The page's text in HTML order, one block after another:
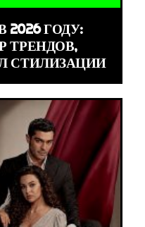
ГОДУ:
ТРЕНДОВ,
СТИЛИЗАЦИИ